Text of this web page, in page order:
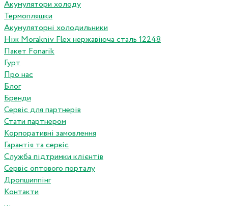
Акумулятори холоду
Термопляшки
Акумуляторні холодильники
Ніж Morakniv Flex нержавіюча сталь 12248
Пакет Fonarik
Гурт
Про нас
Блог
Бренди
Сервіс для партнерів
Стати партнером
Корпоративні замовлення
Гарантія та сервіс
Служба підтримки клієнтів
Сервіс оптового порталу
Дропшиппінг
Контакти
...